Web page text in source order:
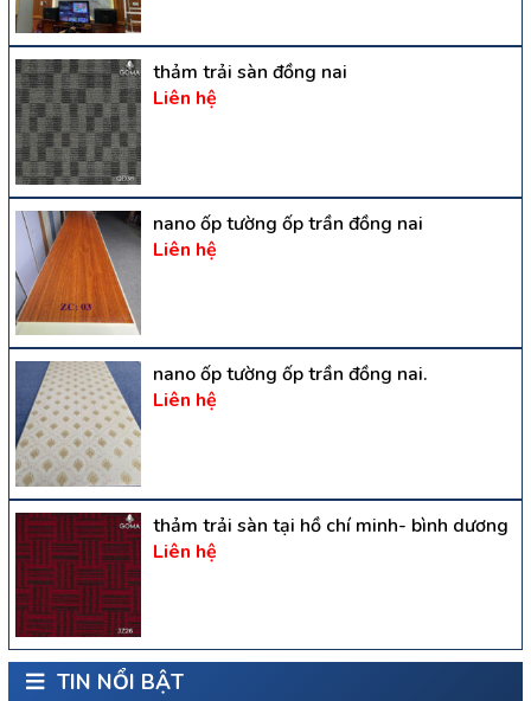
thảm trải sàn đồng nai
Liên hệ
nano ốp tường ốp trần đồng nai
Liên hệ
nano ốp tường ốp trần đồng nai.
Liên hệ
thảm trải sàn tại hồ chí minh- bình dương
Liên hệ
TIN NỔI BẬT